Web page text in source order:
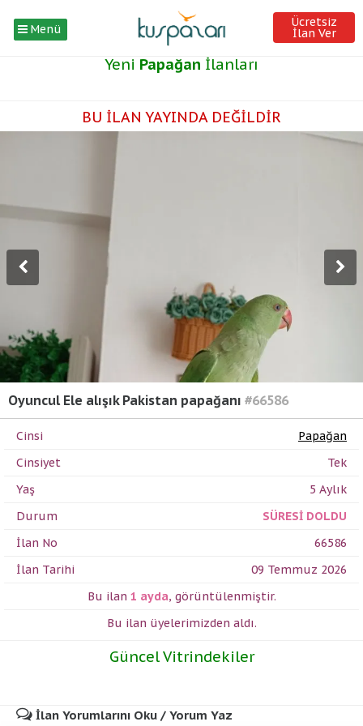
Menü Ücretsiz
İlan Ver
Yeni Papağan İlanları
BU İLAN YAYINDA DEĞİLDİR
Oyuncul Ele alışık Pakistan papağanı #66586
Cinsi
Papağan
Cinsiyet
Tek
Yaş
5 Aylık
Durum
SÜRESİ DOLDU
İlan No
66586
İlan Tarihi
09 Temmuz 2026
Bu ilan 1 ayda, görüntülenmiştir.
Bu ilan üyelerimizden aldı.
Güncel Vitrindekiler
İlan Yorumlarını Oku / Yorum Yaz